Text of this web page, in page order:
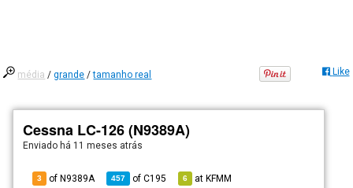
média /grande /tamanho real Like
Cessna LC-126 (N9389A)
Enviado há 11 meses atrás
3 of N9389A 457 ofC195 6 atKFMM